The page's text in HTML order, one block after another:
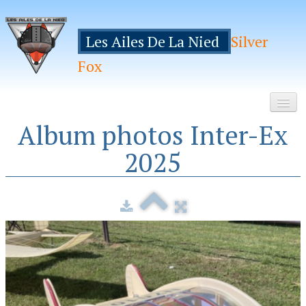
Les Ailes De La Nied
Silver
Fox
Accueil
Inscription
Manifestations
Hebergements
Album photos Inter-Ex
2025